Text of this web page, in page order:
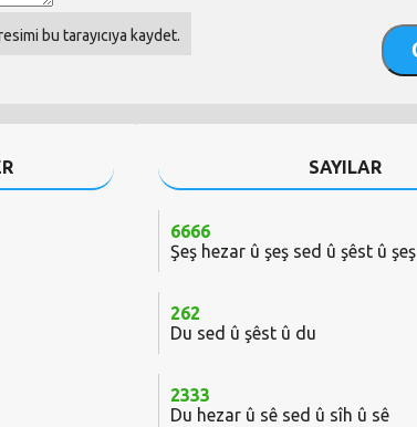
bu tarayıcıya kaydet.
SAYILAR
6666
Şeş hezar û şeş sed û şêst û şeş
262
Du sed û şêst û du
2333
Du hezar û sê sed û sîh û sê